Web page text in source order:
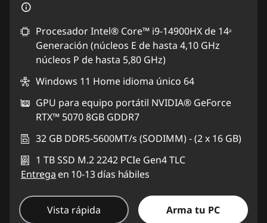
Procesador Intel® Core™ i9-14900HX de 14ᵃ
Generación (núcleos E de hasta 4,10 GHz
núcleos P de hasta 5,80 GHz)
Windows 11 Home idioma único 64
GPU para equipo portátil NVIDIA® GeForce
RTX™ 5070 8GB GDDR7
32 GB DDR5-5600MT/s (SODIMM) - (2 x 16 GB)
1 TB SSD M.2 2242 PCIe Gen4 TLC
Entrega en 10-13 días hábiles
Vista rápida Arma tu PC